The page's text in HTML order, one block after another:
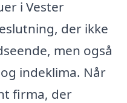
i Vester
der ikke
men også
indeklima. Når
firma, der